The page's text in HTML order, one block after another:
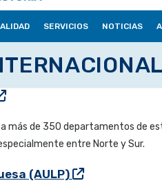
SERVICIOS NOTICIAS
más de 350 departamentos de
entre Norte y Sur.
(AULP)